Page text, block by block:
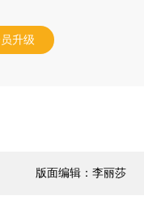
升级
版面编辑：李丽莎